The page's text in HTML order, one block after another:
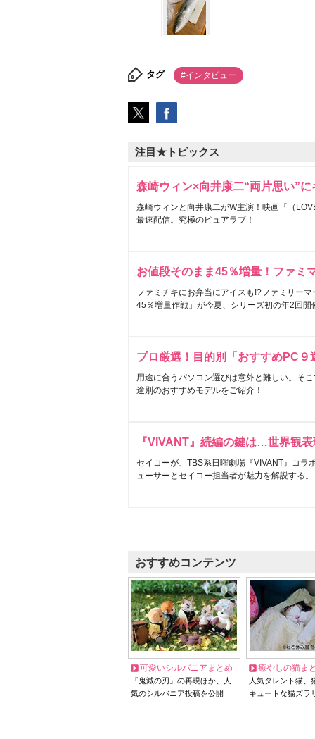
タグ #インタビュー
注目★トピックス
森崎ウィン×向井康二“両片思い”
森崎ウィンと向井康二がW主演！映画『（
最速配信。究極のピュアラブ！
お値段そのまま45％増量！ファミ
ファミチキにお弁当にアイスも!?ファミリー
45％増量作戦」が今夏、シリーズ初の年2回開
プロ厳選！目的別「おすすめPC９
用途に合うパソコン選びは意外と難しい。そ
途別のおすすめモデルをご紹介！
『VIVANT』続編の鍵は…世界観
セイコーが、TBS系日曜劇場『VIVANT』コラ
ューサーとセイコー担当者が魅力を解説する。
おすすめコンテンツ
可愛いシルバニアまとめ
『鬼滅の刃』の再現ほか、人
気のシルバニア投稿を公開
癒やしの猫ま
人気タレント猫
キュートな猫ズラ